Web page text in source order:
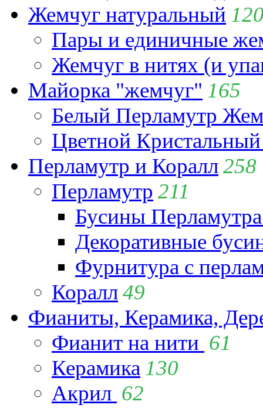
Жемчуг натуральный
Пары и единичные
Жемчуг в нитях (и
Майорка "жемчуг" 165
Белый Перламутр
Цветной
Перламутр и Коралл258
Перламутр 211
Бусины
Декоративные
Фурнитура с
Коралл49
Фианиты, Керамика,
Фианит на нити 61
Керамика 130
Акрил 62